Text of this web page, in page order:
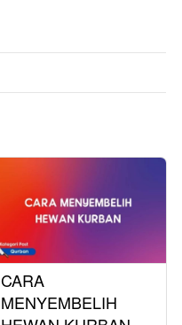
CARA
MENYEMBELIH